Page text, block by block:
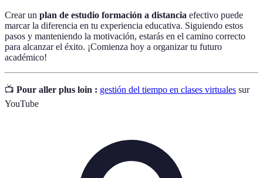
Crear un plan de estudio formación a distancia efectivo puede
marcar la diferencia en tu experiencia educativa. Siguiendo estos
pasos y manteniendo la motivación, estarás en el camino correcto
para alcanzar el éxito. ¡Comienza hoy a organizar tu futuro
académico!
📺 Pour aller plus loin : gestión del tiempo en clases virtuales sur
YouTube